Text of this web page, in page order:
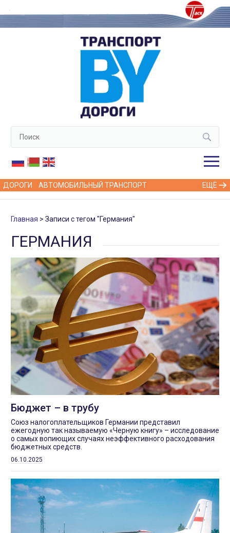
ДОРОГИ АВТОМОБИЛЬНЫЙ ТРАНСПОРТ ЕЩЁ
Главная Записи с тегом "Германия"
ГЕРМАНИЯ
Бюджет – в трубу
Союз налогоплательщиков Германии представил
ежегодную так называемую «Черную книгу» – исследование
о самых вопиющих случаях неэффективного расходования
бюджетных средств.
06.10.2025